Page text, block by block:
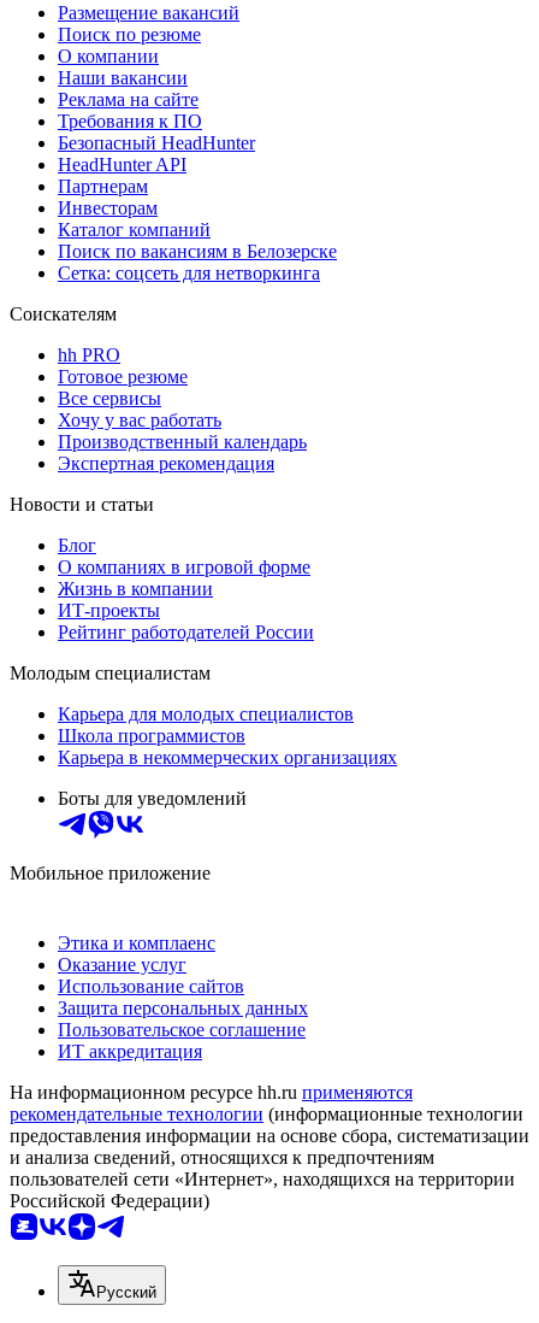
Размещение вакансий
Поиск по резюме
О компании
Наши вакансии
Реклама на сайте
Требования к ПО
Безопасный HeadHunter
HeadHunter API
Партнерам
Инвесторам
Каталог компаний
Поиск по вакансиям в Белозерске
Сетка: соцсеть для нетворкинга
Соискателям
hh PRO
Готовое резюме
Все сервисы
Хочу у вас работать
Производственный календарь
Экспертная рекомендация
Новости и статьи
Блог
О компаниях в игровой форме
Жизнь в компании
ИТ-проекты
Рейтинг работодателей России
Молодым специалистам
Карьера для молодых специалистов
Школа программистов
Карьера в некоммерческих организациях
Боты для уведомлений
Мобильное приложение
Этика и комплаенс
Оказание услуг
Использование сайтов
Защита персональных данных
Пользовательское соглашение
ИТ аккредитация
На информационном ресурсе hh.ru применяются
рекомендательные технологии (информационные технологии
предоставления информации на основе сбора, систематизации
и анализа сведений, относящихся к предпочтениям
пользователей сети «Интернет», находящихся на территории
Российской Федерации)
Русский